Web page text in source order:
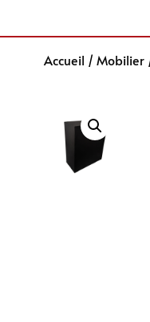
Accueil / Mobilier